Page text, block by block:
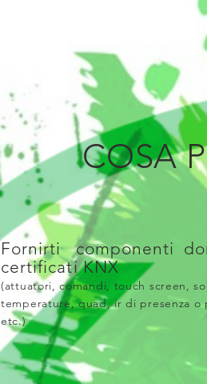
COSA
Fornirti componenti
certificati KNX
(attuatori, comandi, touch screen,
temperature, quad, ir di presenza o
etc.)